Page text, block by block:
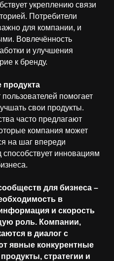
укреплению связи
Потребители
для компании, и
Вовлечённость
и улучшения
к бренду.
продукта
помогает
свои продукты.
часто предлагают
компания может
на шаг впереди
способствует инновациям
для бизнеса –
в
и скорость
роль. Компании,
в диалог с
явные конкурентные
стратегии и